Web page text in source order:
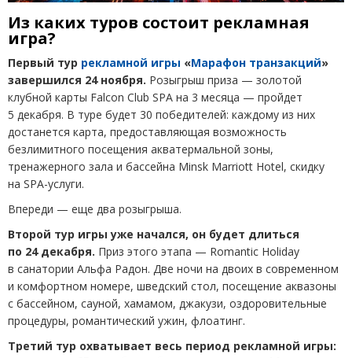
Из каких туров состоит рекламная
игра?
Первый тур рекламной игры «Марафон транзакций»
завершился 24 ноября. Розыгрыш приза — золотой
клубной карты Falcon Club SPA на 3 месяца — пройдет
5 декабря. В туре будет 30 победителей: каждому из них
достанется карта, предоставляющая возможность
безлимитного посещения акватермальной зоны,
тренажерного зала и бассейна Minsk Marriott Hotel, скидку
на SPA-услуги.
Впереди — еще два розыгрыша.
Второй тур игры уже начался, он будет длиться
по 24 декабря. Приз этого этапа — Romantic Holiday
в санатории Альфа Радон. Две ночи на двоих в современном
и комфортном номере, шведский стол, посещение аквазоны
с бассейном, сауной, хамамом, джакузи, оздоровительные
процедуры, романтический ужин, флоатинг.
Третий тур охватывает весь период рекламной игры: